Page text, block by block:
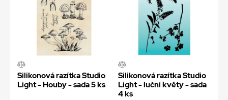
Silikonová razítka Studio
Light - Houby - sada 5 ks
Silikonová razítka Studio
Light - luční květy - sada
4 ks